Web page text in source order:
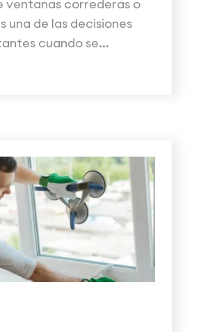
ventanas correderas o
una de las decisiones
cuando se...